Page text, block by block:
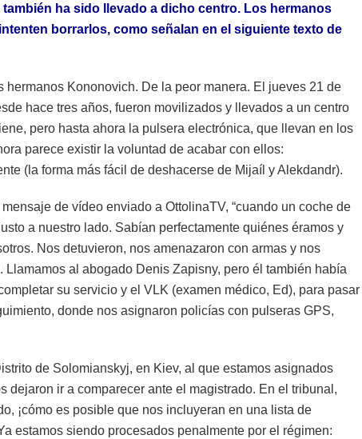
ha sido llevado a dicho centro. Los hermanos
borrarlos, como señalan en el siguiente texto de
Kononovich. De la peor manera. El jueves 21 de
hace tres años, fueron movilizados y llevados a un centro
pero hasta ahora la pulsera electrónica, que llevan en los
parece existir la voluntad de acabar con ellos:
(la forma más fácil de deshacerse de Mijaíl y Alekdandr).
de vídeo enviado a OttolinaTV, “cuando un coche de
a nuestro lado. Sabían perfectamente quiénes éramos y
Nos detuvieron, nos amenazaron con armas y nos
al abogado Denis Zapisny, pero él también había
su servicio y el VLK (examen médico, Ed), para pasar
donde nos asignaron policías con pulseras GPS,
de Solomianskyj, en Kiev, al que estamos asignados
ir a comparecer ante el magistrado. En el tribunal,
¡cómo es posible que nos incluyeran en una lista de
estamos siendo procesados penalmente por el régimen: